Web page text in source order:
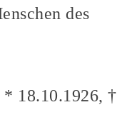
des
18.10.1926, †